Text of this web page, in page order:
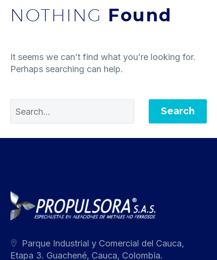
NOTHING Found
It seems we can’t find what you’re looking for.
Perhaps searching can help.
Search
Parque Industrial y Comercial del Cauca,
Etapa 3. Guachené, Cauca, Colombia.